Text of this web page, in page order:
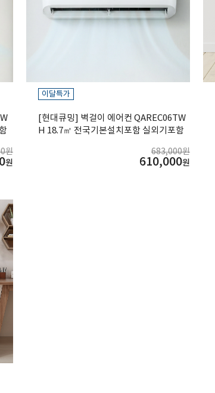
원
원
이달특가
[현대큐밍] 벽걸이 에어컨 QAREC06TW
H 18.7㎡ 전국기본설치포함 실외기포함
683,000원
610,000원